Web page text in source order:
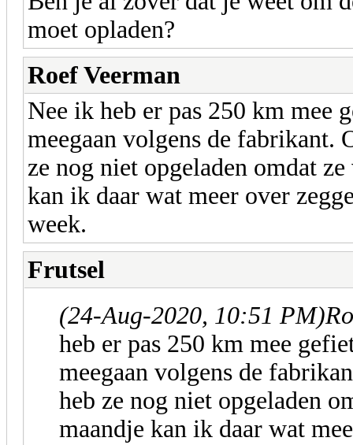
moet opladen?
Roef Veerman
Nee ik heb er pas 250 km mee
meegaan volgens de fabrikant.
ze nog niet opgeladen omdat
kan ik daar wat meer over
week.
Frutsel
(24-Aug-2020, 10:51 PM)
heb er pas 250 km mee
meegaan volgens de
heb ze nog niet opgeladen
maandje kan ik daar wat